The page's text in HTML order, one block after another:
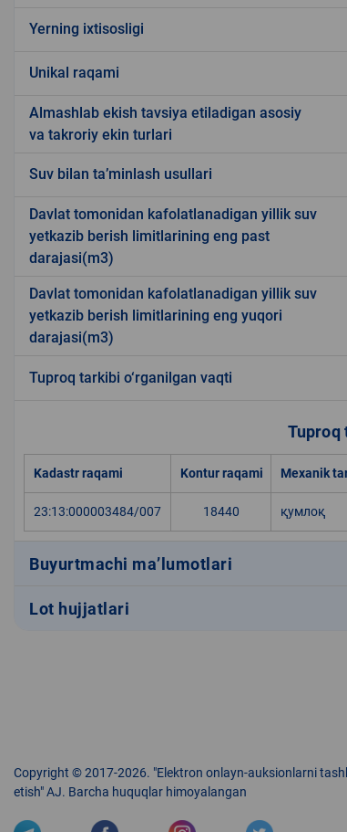
Yerning ixtisosligi
Unikal raqami
Almashlab ekish tavsiya etiladigan asosiy
va takroriy ekin turlari
Suv bilan ta’minlash usullari
Davlat tomonidan kafolatlanadigan yillik suv
yetkazib berish limitlarining eng past
darajasi(m3)
Davlat tomonidan kafolatlanadigan yillik suv
yetkazib berish limitlarining eng yuqori
darajasi(m3)
Tuproq tarkibi o‘rganilgan vaqti
Kadastr raqami Kontur raqami Mexanik
23:13:000003484/007 18440 қумлоқ
Buyurtmachi ma’lumotlari
Lot hujjatlari
Copyright © 2017-2026. "Elektron onlayn-auksionlarni
etish" AJ. Barcha huquqlar himoyalangan